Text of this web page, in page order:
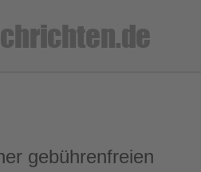
gebührenfreien